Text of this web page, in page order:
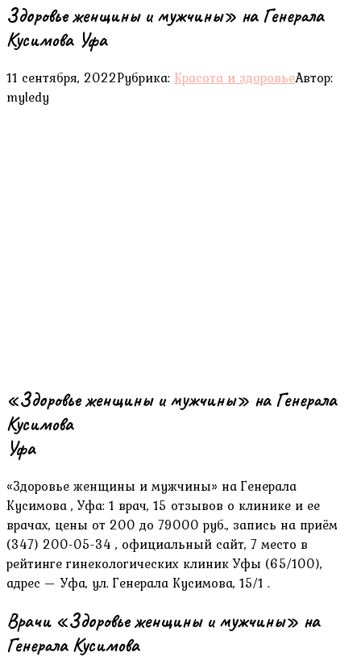
Здоровье женщины и мужчины» на Генерала
Кусимова Уфа
11 сентября, 2022Рубрика: Красота и здоровьеАвтор:
myledy
«Здоровье женщины и мужчины» на Генерала
Кусимова
Уфа
«Здоровье женщины и мужчины» на Генерала
Кусимова , Уфа: 1 врач, 15 отзывов о клинике и ее
врачах, цены от 200 до 79000 руб., запись на приём
(347) 200-05-34 , официальный сайт, 7 место в
рейтинге гинекологических клиник Уфы (65/100),
адрес — Уфа, ул. Генерала Кусимова, 15/1 .
Врачи «Здоровье женщины и мужчины» на
Генерала Кусимова